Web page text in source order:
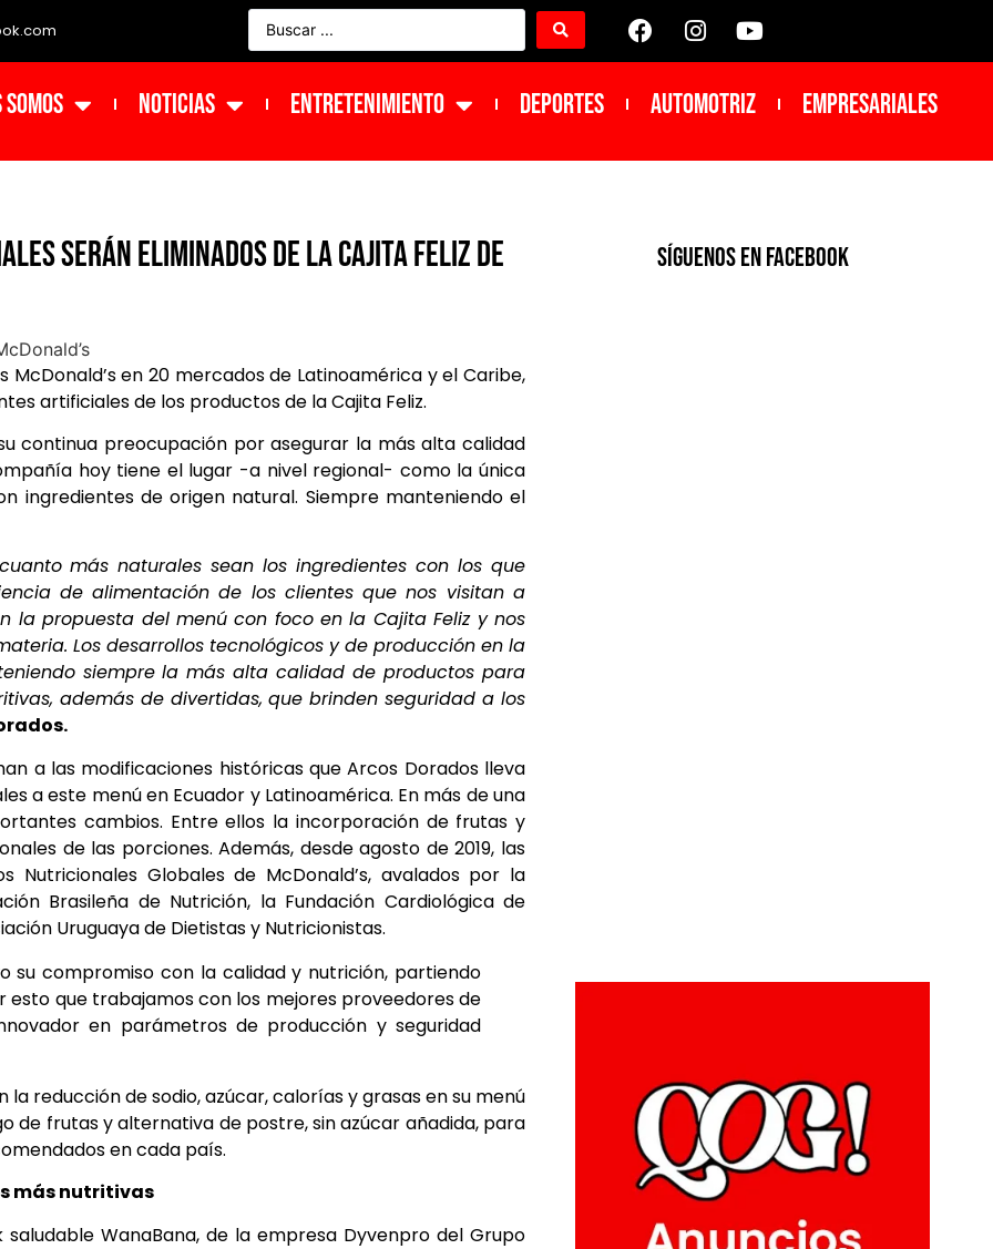
NOTICIAS ENTRETENIMIENTO DEPORTES Automotriz Empresariales
serán eliminados de la Cajita Feliz de
en 20 mercados de Latinoamérica y el Caribe,
artificiales de los productos de la Cajita Feliz.
continua preocupación por asegurar la más alta calidad
hoy tiene el lugar -a nivel regional- como la única
ingredientes de origen natural. Siempre manteniendo el
más naturales sean los ingredientes con los que
de alimentación de los clientes que nos visitan a
la propuesta del menú con foco en la Cajita Feliz y nos
Los desarrollos tecnológicos y de producción en la
siempre la más alta calidad de productos para
además de divertidas, que brinden seguridad a los
a las modificaciones históricas que Arcos Dorados lleva
a este menú en Ecuador y Latinoamérica. En más de una
cambios. Entre ellos la incorporación de frutas y
de las porciones. Además, desde agosto de 2019, las
Globales de McDonald’s, avalados por la
Brasileña de Nutrición, la Fundación Cardiológica de
Uruguaya de Dietistas y Nutricionistas.
su compromiso con la calidad y nutrición, partiendo
esto que trabajamos con los mejores proveedores de
en parámetros de producción y seguridad
reducción de sodio, azúcar, calorías y grasas en su menú
de frutas y alternativa de postre, sin azúcar añadida, para
en cada país.
más nutritivas
WanaBana, de la empresa Dyvenpro del Grupo
SíGUENOS EN FACEBOOK